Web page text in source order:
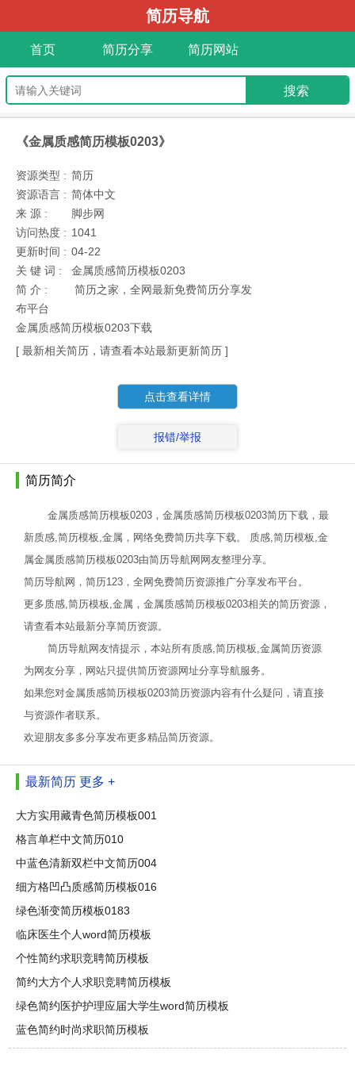
简历导航
首页 简历分享 简历网站
《金属质感简历模板0203》
资源类型 : 简历
资源语言 : 简体中文
来 源 :
脚步网
访问热度 : 1041
更新时间 : 04-22
关 键 词 :
金属质感简历模板0203
简 介 :
简历之家，全网最新免费简历分享发
布平台
金属质感简历模板0203下载
[ 最新相关简历，请查看本站最新更新简历 ]
点击查看详情
报错/举报
简历简介
金属质感简历模板0203，金属质感简历模板0203简历下载，最
新质感,简历模板,金属，网络免费简历共享下载。 质感,简历模板,金
属金属质感简历模板0203由简历导航网网友整理分享。
简历导航网，简历123，全网免费简历资源推广分享发布平台。
更多质感,简历模板,金属，金属质感简历模板0203相关的简历资源，
请查看本站最新分享简历资源。
简历导航网友情提示，本站所有质感,简历模板,金属简历资源
为网友分享，网站只提供简历资源网址分享导航服务。
如果您对金属质感简历模板0203简历资源内容有什么疑问，请直接
与资源作者联系。
欢迎朋友多多分享发布更多精品简历资源。
最新简历 更多 +
大方实用藏青色简历模板001
格言单栏中文简历010
中蓝色清新双栏中文简历004
细方格凹凸质感简历模板016
绿色渐变简历模板0183
临床医生个人word简历模板
个性简约求职竞聘简历模板
简约大方个人求职竞聘简历模板
绿色简约医护护理应届大学生word简历模板
蓝色简约时尚求职简历模板